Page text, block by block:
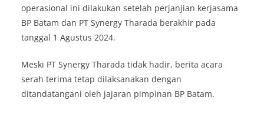
operasional ini dilakukan setelah perjanjian kerjasama
BP Batam dan PT Synergy Tharada berakhir pada
tanggal 1 Agustus 2024.
Meski PT Synergy Tharada tidak hadir, berita acara
serah terima tetap dilaksanakan dengan
ditandatangani oleh jajaran pimpinan BP Batam.